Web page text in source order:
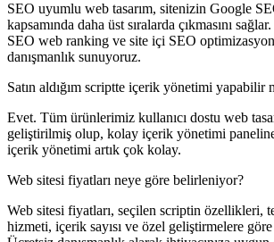
SEO uyumlu web tasarım, sitenizin Google
kapsamında daha üst sıralarda çıkmasını
SEO web ranking ve site içi SEO
danışmanlık sunuyoruz.
Satın aldığım scriptte içerik yönetimi yapabilir
Evet. Tüm ürünlerimiz kullanıcı dostu web
geliştirilmiş olup, kolay içerik yönetimi
içerik yönetimi artık çok kolay.
Web sitesi fiyatları neye göre belirleniyor?
Web sitesi fiyatları, seçilen scriptin özellikleri,
hizmeti, içerik sayısı ve özel geliştirmelere